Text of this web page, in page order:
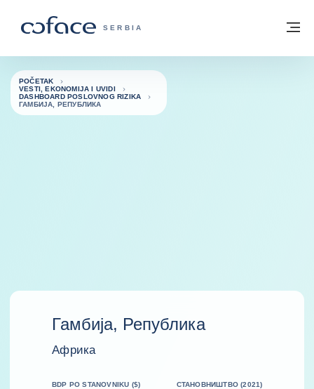
COFACE FOR TRADE - POČETNA
SERBIA
Povratak na početnu stranicu
POČETAK
VESTI, EKONOMIJA I UVIDI
DASHBOARD POSLOVNOG RIZIKA
ГАМБИЈА, РЕПУБЛИКА
Гамбија, Република
Африка
BDP PO STANOVNIKU ($) СТАНОВНИШТВО (2021)